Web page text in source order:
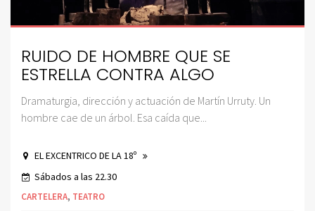
RUIDO DE HOMBRE QUE SE
ESTRELLA CONTRA ALGO
Dramaturgia, dirección y actuación de Martín Urruty. Un
hombre cae de un árbol. Esa caída que...
EL EXCENTRICO DE LA 18º
Sábados a las 22.30
CARTELERA, TEATRO